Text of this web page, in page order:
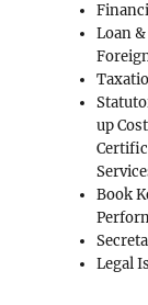
Loan
up
Book
Legal